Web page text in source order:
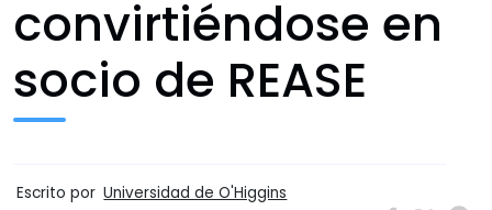
convirtiéndose en
socio de REASE
Escrito por Universidad de O'Higgins